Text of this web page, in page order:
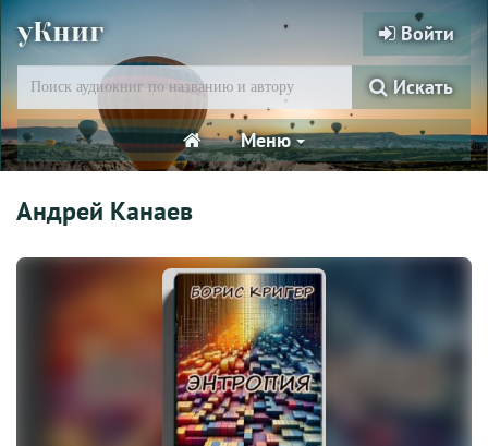
уКниг Войти
Искать
Меню
Андрей Канаев